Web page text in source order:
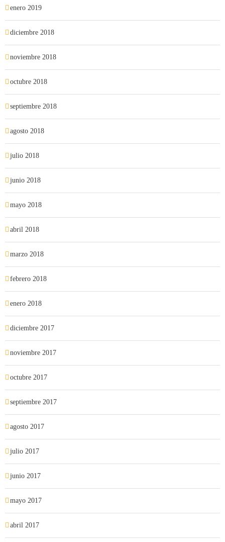
enero 2019
diciembre 2018
noviembre 2018
octubre 2018
septiembre 2018
agosto 2018
julio 2018
junio 2018
mayo 2018
abril 2018
marzo 2018
febrero 2018
enero 2018
diciembre 2017
noviembre 2017
octubre 2017
septiembre 2017
agosto 2017
julio 2017
junio 2017
mayo 2017
abril 2017